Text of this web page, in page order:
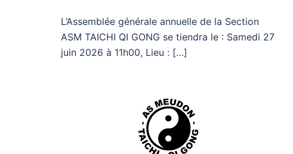
L’Assemblée générale annuelle de la Section
ASM TAICHI QI GONG se tiendra le : Samedi 27
juin 2026 à 11h00, Lieu : […]